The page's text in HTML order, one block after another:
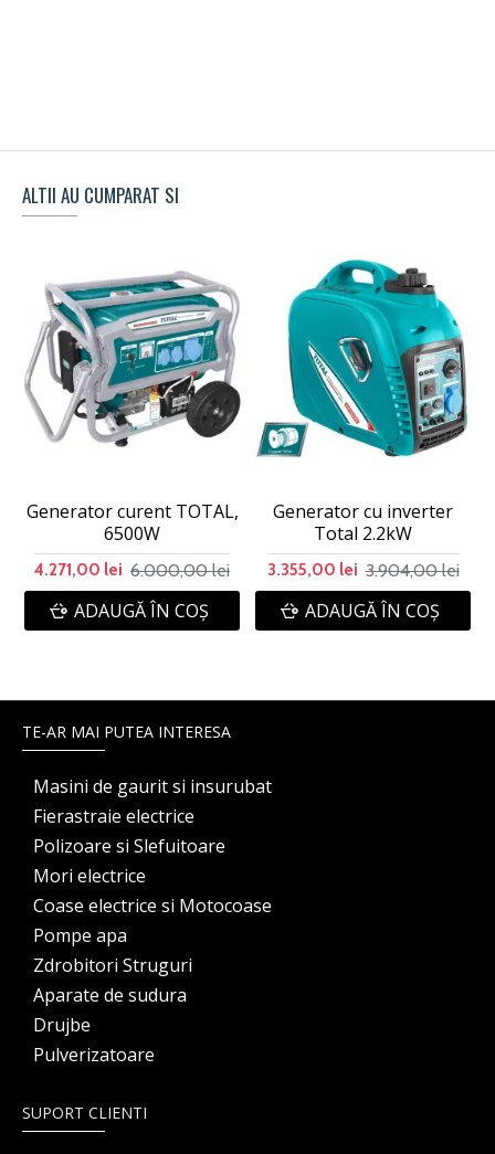
ALTII AU CUMPARAT SI
Generator curent TOTAL,
6500W
4.271,00 lei 6.000,00 lei
ADAUGĂ ÎN COŞ
Generator cu inverter
Total 2.2kW
3.355,00 lei 3.904,00 lei
ADAUGĂ ÎN COŞ
TE-AR MAI PUTEA INTERESA
Masini de gaurit si insurubat
Fierastraie electrice
Polizoare si Slefuitoare
Mori electrice
Coase electrice si Motocoase
Pompe apa
Zdrobitori Struguri
Aparate de sudura
Drujbe
Pulverizatoare
SUPORT CLIENTI